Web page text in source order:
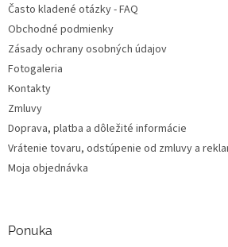
Často kladené otázky - FAQ
Obchodné podmienky
Zásady ochrany osobných údajov
Fotogaleria
Kontakty
Zmluvy
Doprava, platba a dôležité informácie
Vrátenie tovaru, odstúpenie od zmluvy a
Moja objednávka
Ponuka